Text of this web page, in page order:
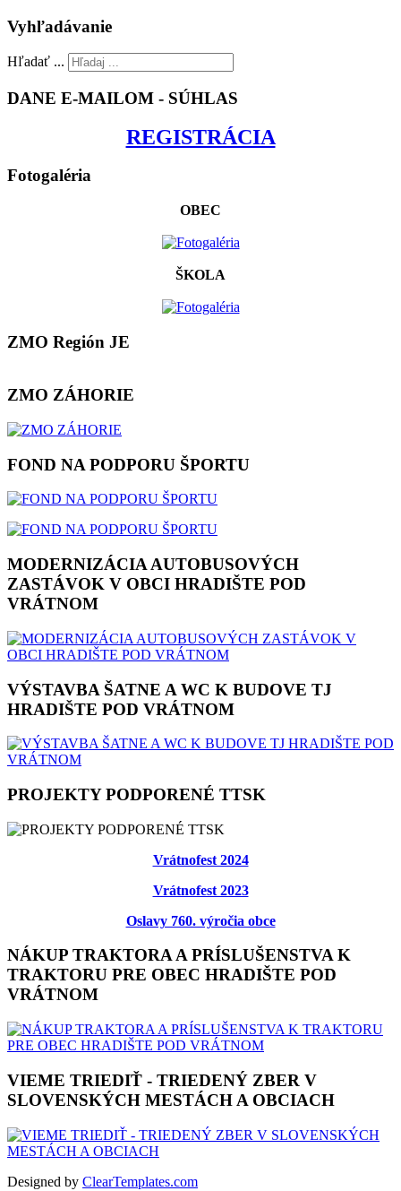
Vyhľadávanie
Hľadať ...
DANE E-MAILOM - SÚHLAS
REGISTRÁCIA
Fotogaléria
OBEC
ŠKOLA
ZMO Región JE
ZMO ZÁHORIE
FOND NA PODPORU ŠPORTU
MODERNIZÁCIA AUTOBUSOVÝCH
ZASTÁVOK V OBCI HRADIŠTE POD
VRÁTNOM
VÝSTAVBA ŠATNE A WC K BUDOVE TJ
HRADIŠTE POD VRÁTNOM
PROJEKTY PODPORENÉ TTSK
Vrátnofest 2024
Vrátnofest 2023
Oslavy 760. výročia obce
NÁKUP TRAKTORA A PRÍSLUŠENSTVA K
TRAKTORU PRE OBEC HRADIŠTE POD
VRÁTNOM
VIEME TRIEDIŤ - TRIEDENÝ ZBER V
SLOVENSKÝCH MESTÁCH A OBCIACH
Designed by ClearTemplates.com